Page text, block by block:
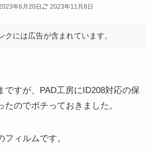
年6月20日 2023年11月8日
クには広告が含まれています。
ですが、PAD工房にID208対応の保
たのでポチっておきました。
フィルムです。